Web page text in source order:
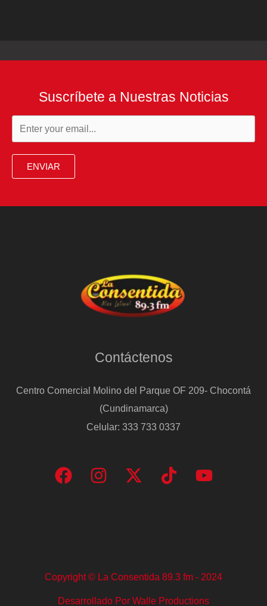
Suscríbete a Nuestras Noticias
ENVIAR
Contáctenos
Centro Comercial Molino del Parque OF 209- Chocontá
(Cundinamarca)
Celular: 333 733 0337
Copyright © La Consentida 89.3 fm - 2024
Desarrollado Por Walle Productions